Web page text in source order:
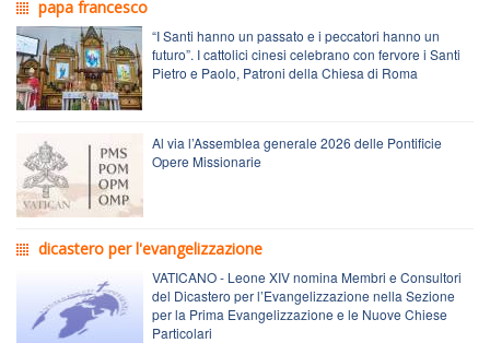
papa francesco
“I Santi hanno un passato e i peccatori hanno un
futuro”. I cattolici cinesi celebrano con fervore i Santi
Pietro e Paolo, Patroni della Chiesa di Roma
Al via l’Assemblea generale 2026 delle Pontificie
Opere Missionarie
dicastero per l'evangelizzazione
VATICANO - Leone XIV nomina Membri e Consultori
del Dicastero per l’Evangelizzazione nella Sezione
per la Prima Evangelizzazione e le Nuove Chiese
Particolari